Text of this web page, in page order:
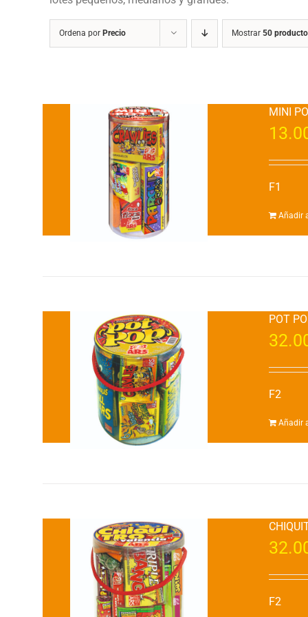
Ordena por Precio Mostrar 50
MINI
F1
Añadir
POT
F2
Añadir
F2